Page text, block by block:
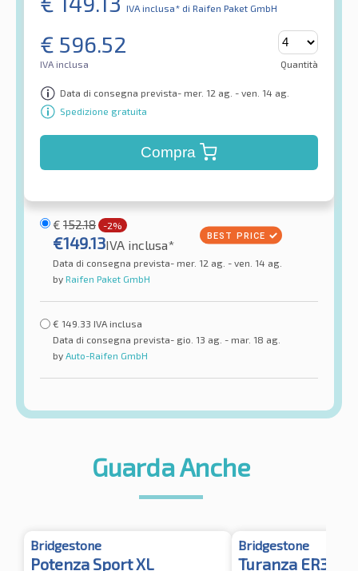
IVA inclusa* di Raifen Paket GmbH
€ 596.52
IVA inclusa Quantità
Data di consegna prevista- mer. 12 ag. - ven. 14 ag.
Spedizione gratuita
Compra
€ 152.18 -2%
€149.13IVA inclusa*
Data di consegna prevista- mer. 12 ag. - ven. 14 ag.
by Raifen Paket GmbH
€ 149.33 IVA inclusa
Data di consegna prevista- gio. 13 ag. - mar. 18 ag.
by Auto-Raifen GmbH
Guarda Anche
Bridgestone
Potenza Sport XL
Bridgestone
Turanza ER33